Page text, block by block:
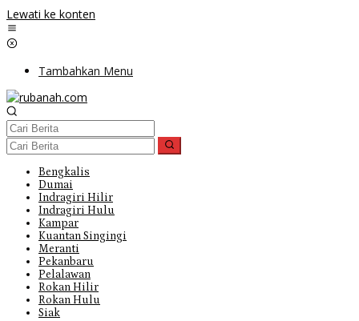
Lewati ke konten
Tambahkan Menu
Bengkalis
Dumai
Indragiri Hilir
Indragiri Hulu
Kampar
Kuantan Singingi
Meranti
Pekanbaru
Pelalawan
Rokan Hilir
Rokan Hulu
Siak